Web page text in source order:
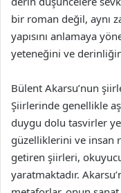
bir roman değil, aynı
yapısını anlamaya
yeteneğini ve
Bülent Akarsu’nun
Şiirlerinde genellikle
duygu dolu tasvirler
güzelliklerini ve insan
getiren şiirleri,
yaratmaktadır.